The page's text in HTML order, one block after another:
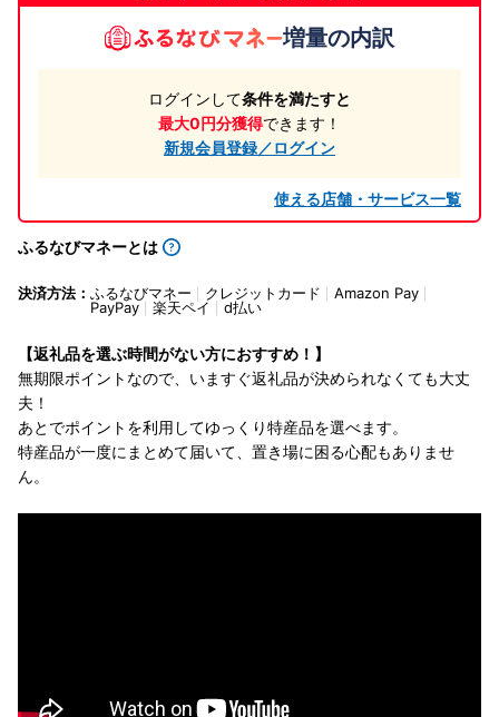
増量の内訳
ログインして条件を満たすと
最大0円分獲得できます！
新規会員登録／ログイン
使える店舗・サービス一覧
ふるなびマネーとは
決済方法： ふるなびマネー クレジットカード
Amazon Pay
PayPay
楽天ペイ d払い
【返礼品を選ぶ時間がない方におすすめ！】
無期限ポイントなので、いますぐ返礼品が決められなくても大丈
夫！
あとでポイントを利用してゆっくり特産品を選べます。
特産品が一度にまとめて届いて、置き場に困る心配もありませ
ん。